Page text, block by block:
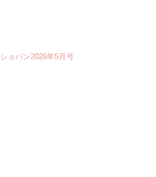
ショパン2026年5月号